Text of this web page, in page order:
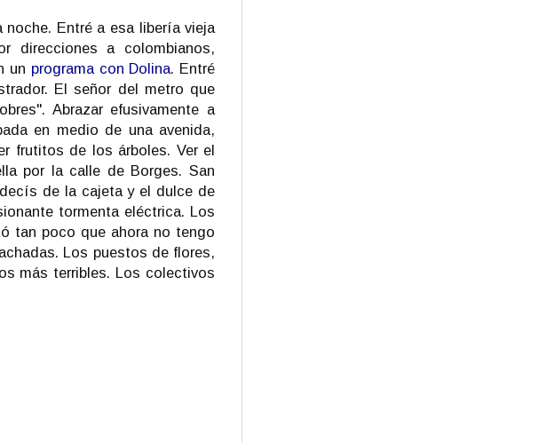
Entré a esa libería vieja
direcciones a colombianos,
un programa con Dolina. Entré
El señor del metro que
Abrazar efusivamente a
en medio de una avenida,
frutitos de los árboles. Ver el
por la calle de Borges. San
de la cajeta y el dulce de
tormenta eléctrica. Los
tan poco que ahora no tengo
Los puestos de flores,
más terribles. Los colectivos